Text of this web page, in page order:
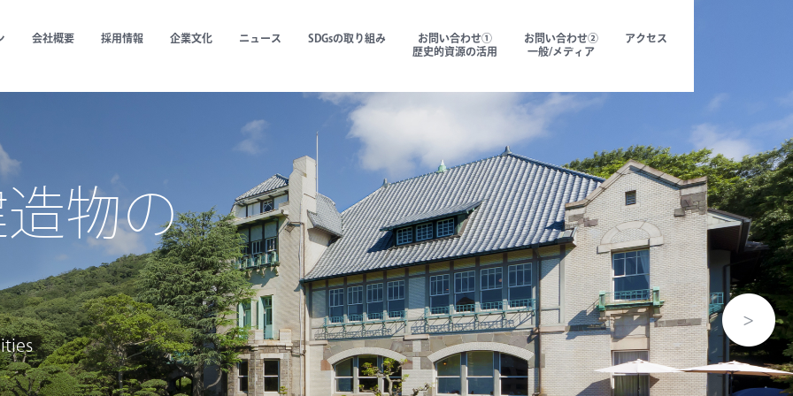
会社概要 採用情報 企業文化 ニュース SDGsの取り組み
お問い合わせ①
歴史的資源の活用
お問い合わせ②
一般/メディア
アクセス
代表メッセージ
CEO Message
代表メッセージ